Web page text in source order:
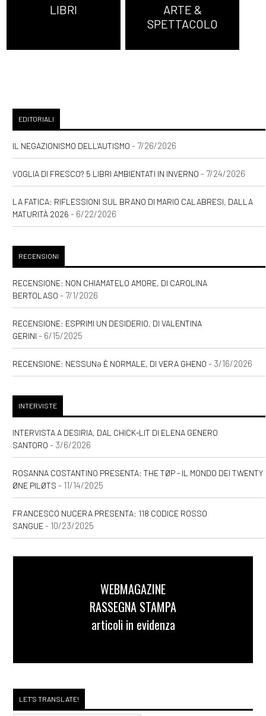
LIBRI
ARTE &
SPETTACOLO
EDITORIALI
IL NEGAZIONISMO DELL'AUTISMO - 7/26/2026
VOGLIA DI FRESCO? 5 LIBRI AMBIENTATI IN INVERNO - 7/24/2026
LA FATICA: RIFLESSIONI SUL BRANO DI MARIO CALABRESI, DALLA
MATURITÀ 2026 - 6/22/2026
RECENSIONI
RECENSIONE: NON CHIAMATELO AMORE, DI CAROLINA
BERTOLASO - 7/1/2026
RECENSIONE: ESPRIMI UN DESIDERIO, DI VALENTINA
GERINI - 6/15/2025
RECENSIONE: NESSUNƏ È NORMALE, DI VERA GHENO - 3/16/2026
INTERVISTE
INTERVISTA A DESIRIA, DAL CHICK-LIT DI ELENA GENERO
SANTORO - 3/6/2026
ROSANNA COSTANTINO PRESENTA: THE TØP - IL MONDO DEI TWENTY
ØNE PILØTS - 11/14/2025
FRANCESCO NUCERA PRESENTA: 118 CODICE ROSSO
SANGUE- 10/23/2025
WEBMAGAZINE
RASSEGNA STAMPA
articoli in evidenza
LET'S TRANSLATE!